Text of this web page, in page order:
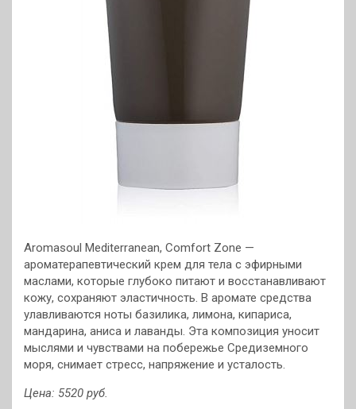
Aromasoul Mediterranean, Comfort Zone —
ароматерапевтический крем для тела с эфирными
маслами, которые глубоко питают и восстанавливают
кожу, сохраняют эластичность. В аромате средства
улавливаются ноты базилика, лимона, кипариса,
мандарина, аниса и лаванды. Эта композиция уносит
мыслями и чувствами на побережье Средиземного
моря, снимает стресс, напряжение и усталость.
Цена: 5520 руб.